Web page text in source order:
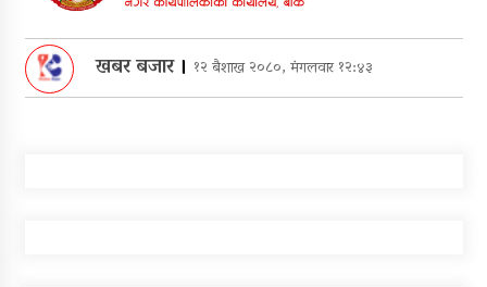
खबर बजार। १२ बैशाख २०८०, मंगलवार १२:४३